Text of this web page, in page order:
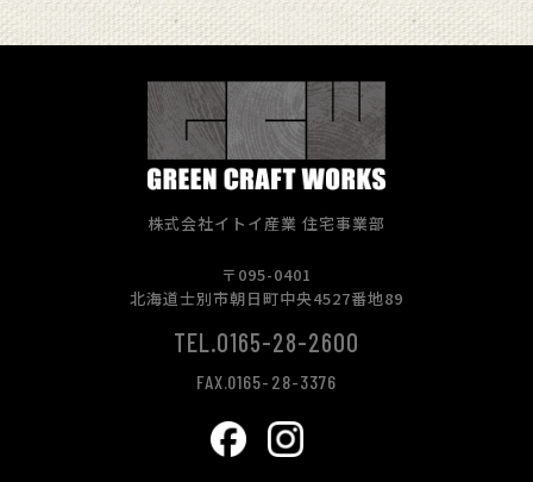
株式会社イトイ産業 住宅事業部
〒095-0401
北海道士別市朝日町中央4527番地89
TEL.0165-28-2600
FAX.0165-28-3376